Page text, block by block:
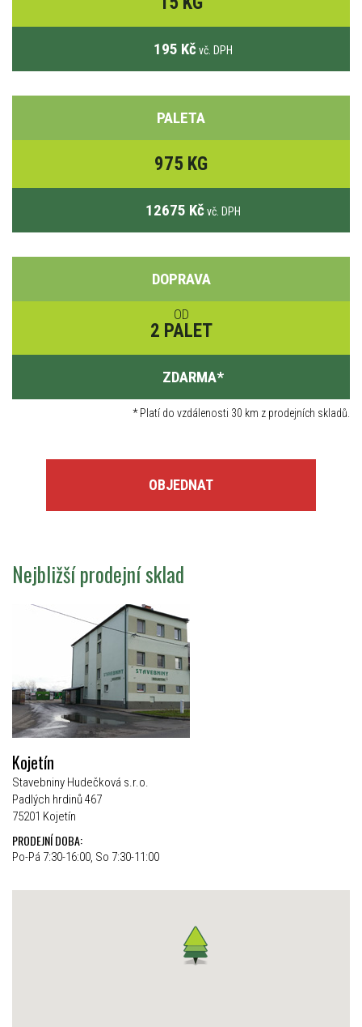
195 Kč vč. DPH
PALETA
975 KG
12675 Kč vč. DPH
DOPRAVA
OD
2 PALET
ZDARMA*
*Platí do vzdálenosti 30 km z prodejních skladů.
OBJEDNAT
Nejbližší prodejní sklad
Kojetín
Stavebniny Hudečková s.r.o.
Padlých hrdinů 467
75201 Kojetín
PRODEJNÍ DOBA:
Po-Pá 7:30-16:00, So 7:30-11:00